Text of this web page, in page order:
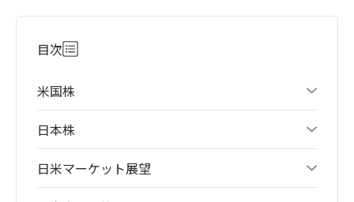
目次
米国株
日本株
日米マーケット展望